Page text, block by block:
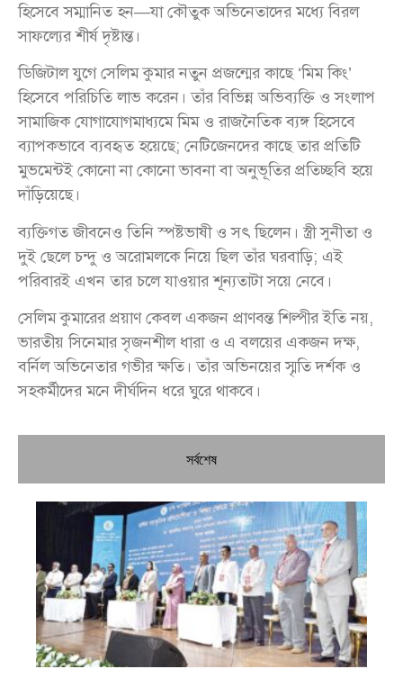
হিসেবে সম্মানিত হন—যা কৌতুক অভিনেতাদের মধ্যে বিরল
সাফল্যের শীর্ষ দৃষ্টান্ত।
ডিজিটাল যুগে সেলিম কুমার নতুন প্রজন্মের কাছে ‘মিম কিং’
হিসেবে পরিচিতি লাভ করেন। তাঁর বিভিন্ন অভিব্যক্তি ও সংলাপ
সামাজিক যোগাযোগমাধ্যমে মিম ও রাজনৈতিক ব্যঙ্গ হিসেবে
ব্যাপকভাবে ব্যবহৃত হয়েছে; নেটিজেনদের কাছে তার প্রতিটি
মুভমেন্টই কোনো না কোনো ভাবনা বা অনুভূতির প্রতিচ্ছবি হয়ে
দাঁড়িয়েছে।
ব্যক্তিগত জীবনেও তিনি স্পষ্টভাষী ও সৎ ছিলেন। স্ত্রী সুনীতা ও
দুই ছেলে চন্দু ও অরোমলকে নিয়ে ছিল তাঁর ঘরবাড়ি; এই
পরিবারই এখন তার চলে যাওয়ার শূন্যতাটা সয়ে নেবে।
সেলিম কুমারের প্রয়াণ কেবল একজন প্রাণবন্ত শিল্পীর ইতি নয়,
ভারতীয় সিনেমার সৃজনশীল ধারা ও এ বলয়ের একজন দক্ষ,
বর্নিল অভিনেতার গভীর ক্ষতি। তাঁর অভিনয়ের স্মৃতি দর্শক ও
সহকর্মীদের মনে দীর্ঘদিন ধরে ঘুরে থাকবে।
সর্বশেষ